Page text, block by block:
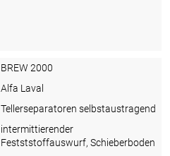
BREW 2000
Alfa Laval
Tellerseparatoren selbstaustragend
intermittierender
Festststoffauswurf, Schieberboden